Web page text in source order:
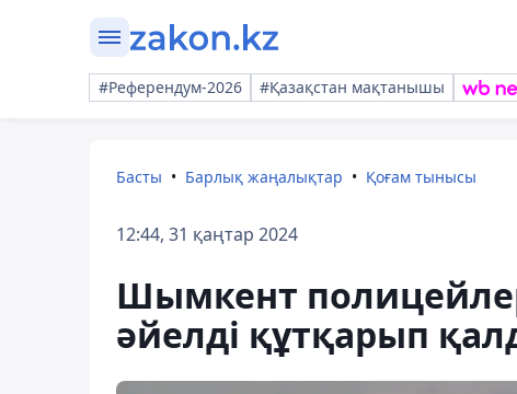
#Референдум-2026 #Қазақстан мақтанышы
Басты Барлық жаңалықтар Қоғам тынысы
12:44, 31 қаңтар 2024
Шымкент
әйелді құтқарып